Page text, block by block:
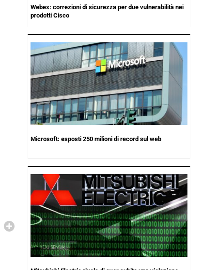
Webex: correzioni di sicurezza per due vulnerabilità nei
prodotti Cisco
Microsoft: esposti 250 milioni di record sul web